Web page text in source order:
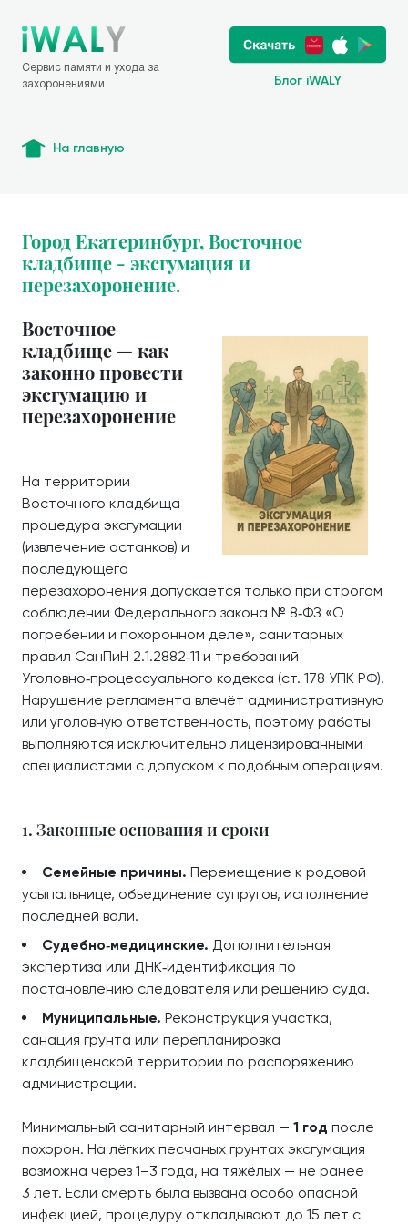
Сервис памяти и ухода за
захоронениями
Блог iWALY
На главную
Город Екатеринбург, Восточное
кладбище - эксгумация и
перезахоронение.
Восточное
кладбище — как
законно провести
эксгумацию и
перезахоронение
На территории
Восточного кладбища
процедура эксгумации
(извлечение останков) и
последующего
перезахоронения допускается только при строгом
соблюдении Федерального закона № 8‑ФЗ «О
погребении и похоронном деле», санитарных
правил СанПиН 2.1.2882‑11 и требований
Уголовно‑процессуального кодекса (ст. 178 УПК РФ).
Нарушение регламента влечёт административную
или уголовную ответственность, поэтому работы
выполняются исключительно лицензированными
специалистами с допуском к подобным операциям.
1. Законные основания и сроки
Семейные причины. Перемещение к родовой
усыпальнице, объединение супругов, исполнение
последней воли.
Судебно‑медицинские. Дополнительная
экспертиза или ДНК‑идентификация по
постановлению следователя или решению суда.
Муниципальные. Реконструкция участка,
санация грунта или перепланировка
кладбищенской территории по распоряжению
администрации.
Минимальный санитарный интервал — 1 год после
похорон. На лёгких песчаных грунтах эксгумация
возможна через 1–3 года, на тяжёлых — не ранее
3 лет. Если смерть была вызвана особо опасной
инфекцией, процедуру откладывают до 15 лет с